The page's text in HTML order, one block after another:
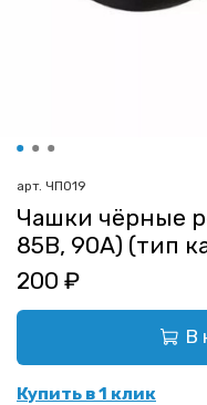
арт. ЧП019
Чашки чёрные
85B, 90A) (тип
200 ₽
В
Купить в 1 клик